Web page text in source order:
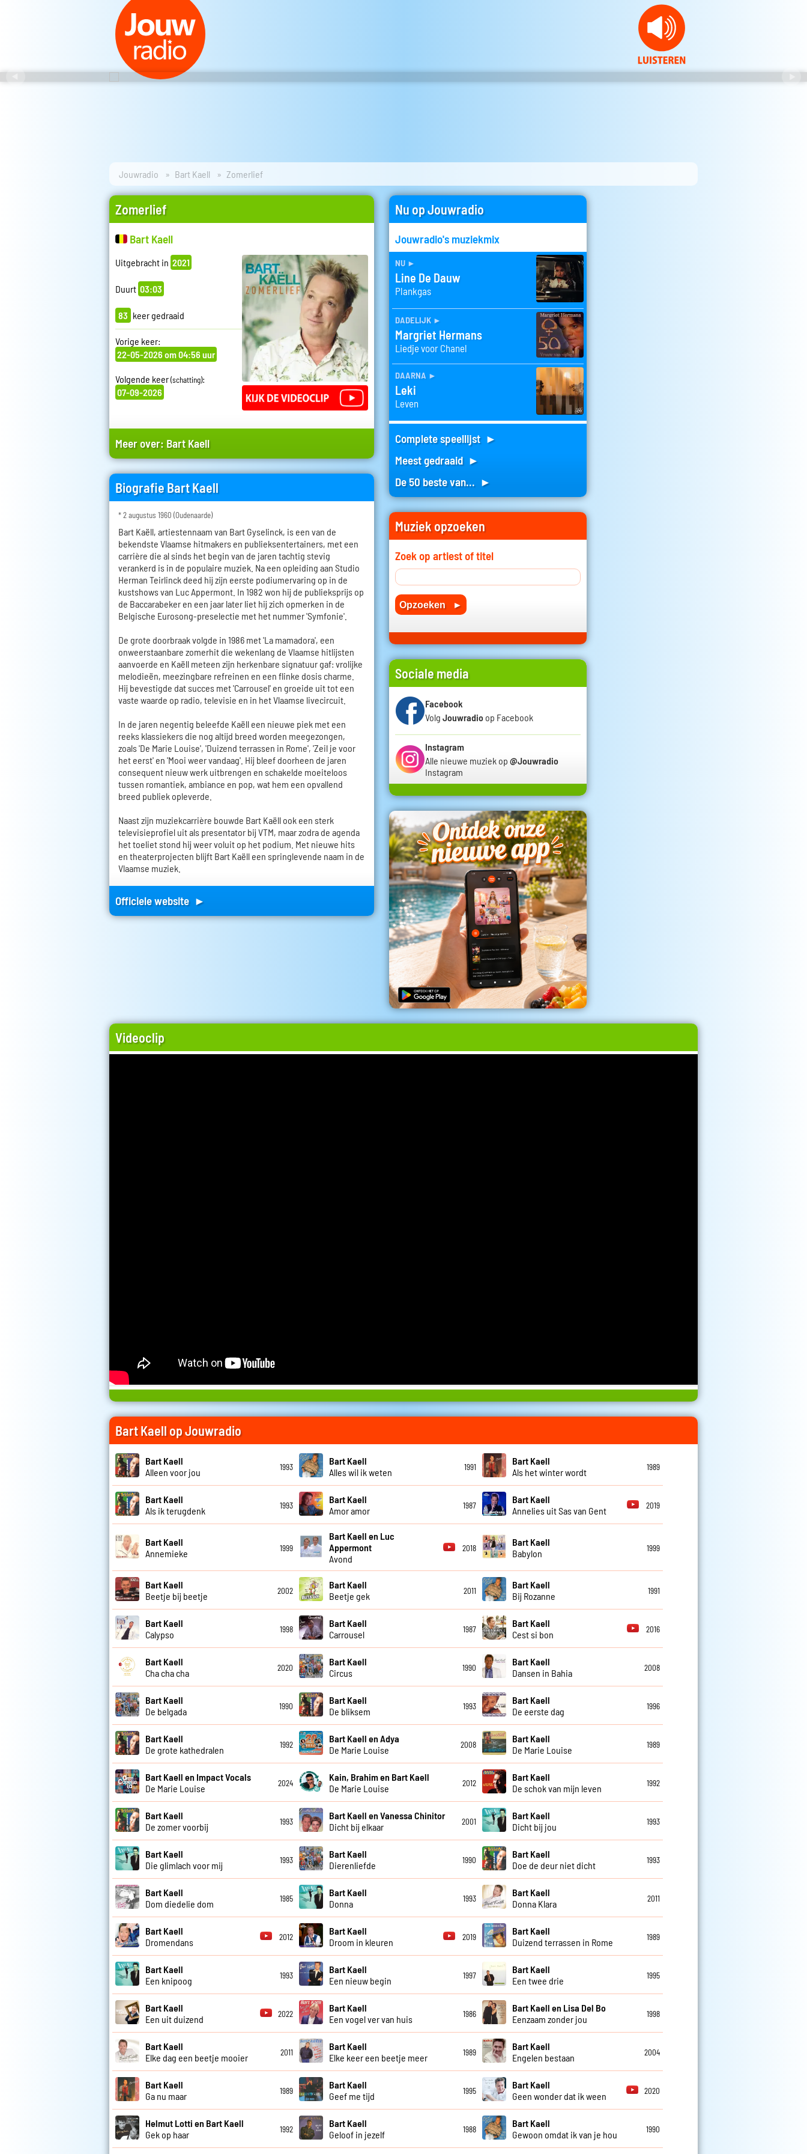
Jouwradio Bart Kaell Zomerlief
Zomerlief
Bart Kaell
Uitgebracht in 2021
Duurt 03:03
83 keer gedraaid
Vorige keer:
22-05-2026 om 04:56 uur
Volgende keer(schatting):
07-09-2026
Meer over: Bart Kaell
Biografie Bart Kaell
* 2 augustus 1960 (Oudenaarde)
Bart Kaëll, artiestennaam van Bart Gyselinck, is een van de
bekendste Vlaamse hitmakers en publieksentertainers, met een
carrière die al sinds het begin van de jaren tachtig stevig
verankerd is in de populaire muziek. Na een opleiding aan Studio
Herman Teirlinck deed hij zijn eerste podiumervaring op in de
kustshows van Luc Appermont. In 1982 won hij de publieksprijs op
de Baccarabeker en een jaar later liet hij zich opmerken in de
Belgische Eurosong-preselectie met het nummer 'Symfonie'.
De grote doorbraak volgde in 1986 met 'La mamadora', een
onweerstaanbare zomerhit die wekenlang de Vlaamse hitlijsten
aanvoerde en Kaëll meteen zijn herkenbare signatuur gaf: vrolijke
melodieën, meezingbare refreinen en een flinke dosis charme.
Hij bevestigde dat succes met 'Carrousel' en groeide uit tot een
vaste waarde op radio, televisie en in het Vlaamse livecircuit.
In de jaren negentig beleefde Kaëll een nieuwe piek met een
reeks klassiekers die nog altijd breed worden meegezongen,
zoals 'De Marie Louise', 'Duizend terrassen in Rome', 'Zeil je voor
het eerst' en 'Mooi weer vandaag'. Hij bleef doorheen de jaren
consequent nieuw werk uitbrengen en schakelde moeiteloos
tussen romantiek, ambiance en pop, wat hem een opvallend
breed publiek opleverde.
Naast zijn muziekcarrière bouwde Bart Kaëll ook een sterk
televisieprofiel uit als presentator bij VTM, maar zodra de agenda
het toeliet stond hij weer voluit op het podium. Met nieuwe hits
en theaterprojecten blijft Bart Kaëll een springlevende naam in de
Vlaamse muziek.
Officiele website ►
Nu op Jouwradio
Jouwradio's muziekmix
nu ►
Line De Dauw
Plankgas
dadelijk ►
Margriet Hermans
Liedje voor Chanel
daarna ►
Leki
Leven
Complete speellijst ►
Meest gedraaid ►
De 50 beste van... ►
Muziek opzoeken
Zoek op artiest of titel
Sociale media
Facebook
Volg Jouwradio op Facebook
Instagram
Alle nieuwe muziek op @Jouwradio
Instagram
Videoclip
Bart Kaell op Jouwradio
Bart Kaell
Alleen voor jou
1993
Bart Kaell
Alles wil ik weten
1991
Bart Kaell
Als het winter wordt
1989
Bart Kaell
Als ik terugdenk
1993
Bart Kaell
Amor amor
1987
Bart Kaell
Annelies uit Sas van Gent
2019
Bart Kaell
Annemieke
1999
Bart Kaell en Luc
Appermont
Avond
2018
Bart Kaell
Babylon
1999
Bart Kaell
Beetje bij beetje
2002
Bart Kaell
Beetje gek
2011
Bart Kaell
Bij Rozanne
1991
Bart Kaell
Calypso
1998
Bart Kaell
Carrousel
1987
Bart Kaell
Cest si bon
2016
Bart Kaell
Cha cha cha
2020
Bart Kaell
Circus
1990
Bart Kaell
Dansen in Bahia
2008
Bart Kaell
De belgada
1990
Bart Kaell
De bliksem
1993
Bart Kaell
De eerste dag
1996
Bart Kaell
De grote kathedralen
1992
Bart Kaell en Adya
De Marie Louise
2008
Bart Kaell
De Marie Louise
1989
Bart Kaell en Impact Vocals
De Marie Louise
2024
Kain, Brahim en Bart Kaell
De Marie Louise
2012
Bart Kaell
De schok van mijn leven
1992
Bart Kaell
De zomer voorbij
1993
Bart Kaell en Vanessa Chinitor
Dicht bij elkaar
2001
Bart Kaell
Dicht bij jou
1993
Bart Kaell
Die glimlach voor mij
1993
Bart Kaell
Dierenliefde
1990
Bart Kaell
Doe de deur niet dicht
1993
Bart Kaell
Dom diedelie dom
1985
Bart Kaell
Donna
1993
Bart Kaell
Donna Klara
2011
Bart Kaell
Dromendans
2012
Bart Kaell
Droom in kleuren
2019
Bart Kaell
Duizend terrassen in Rome
1989
Bart Kaell
Een knipoog
1993
Bart Kaell
Een nieuw begin
1997
Bart Kaell
Een twee drie
1995
Bart Kaell
Een uit duizend
2022
Bart Kaell
Een vogel ver van huis
1986
Bart Kaell en Lisa Del Bo
Eenzaam zonder jou
1998
Bart Kaell
Elke dag een beetje mooier
2011
Bart Kaell
Elke keer een beetje meer
1989
Bart Kaell
Engelen bestaan
2004
Bart Kaell
Ga nu maar
1989
Bart Kaell
Geef me tijd
1995
Bart Kaell
Geen wonder dat ik ween
2020
Helmut Lotti en Bart Kaell
Gek op haar
1992
Bart Kaell
Geloof in jezelf
1988
Bart Kaell
Gewoon omdat ik van je hou
1990